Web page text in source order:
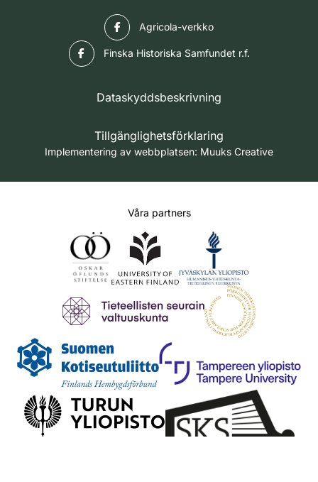
Agricola-verkko
Finska Historiska Samfundet r.f.
Dataskyddsbeskrivning
Tillgänglighetsförklaring
Implementering av webbplatsen: Muuks Creative
Våra partners